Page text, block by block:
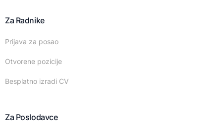
Za Radnike
Prijava za posao
Otvorene pozicije
Besplatno izradi CV
Za Poslodavce